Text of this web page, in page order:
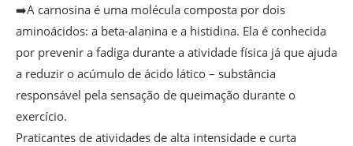
➡️A carnosina é uma molécula composta por dois
aminoácidos: a beta-alanina e a histidina. Ela é conhecida
por prevenir a fadiga durante a atividade física já que ajuda
a reduzir o acúmulo de ácido lático – substância
responsável pela sensação de queimação durante o
exercício.
Praticantes de atividades de alta intensidade e curta